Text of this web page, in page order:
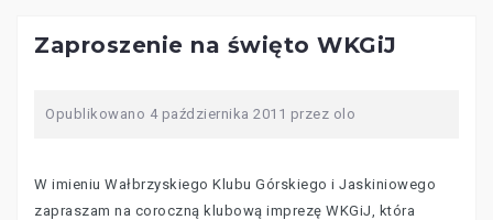
Zaproszenie na święto WKGiJ
Opublikowano 4 października 2011 przez olo
W imieniu Wałbrzyskiego Klubu Górskiego i Jaskiniowego
zapraszam na coroczną klubową imprezę WKGiJ, która